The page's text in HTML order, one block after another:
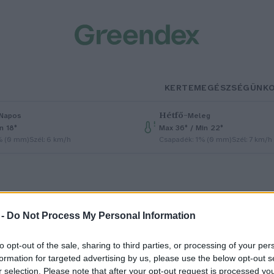
Do Not Process My Personal Information
opt-out of the sale, sharing to third parties, or processing of your
for targeted advertising by us, please use the below opt-out
selection. Please note that after your opt-out request is processed
KERTEMEGÉSZSÉGÜNK
Napos
18°
(0 mm)Szél: 6 km/h
Hétfő–Meleg
Max 36° / Min 22°
Csapadék: 1% (0 mm)Szél: 7 km/h
az év kiváló magyar mézei